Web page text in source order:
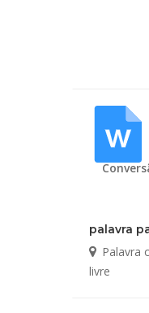
palavra
Palavra
livre